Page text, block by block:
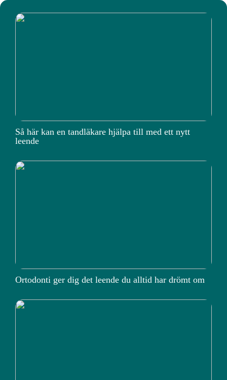
Så här kan en tandläkare hjälpa till med ett nytt
leende
Ortodonti ger dig det leende du alltid har drömt om